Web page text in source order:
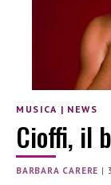
MUSICA | NEWS
Cioffi, il
BARBARA CARERE |